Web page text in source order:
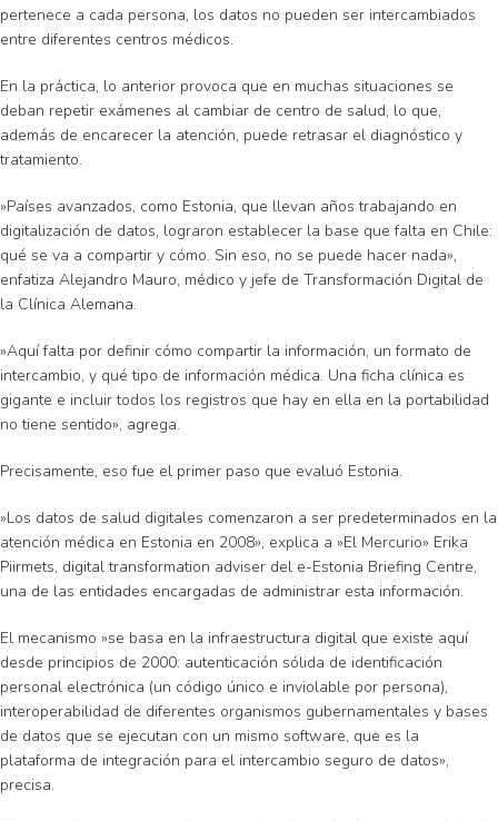
pertenece a cada persona, los datos no pueden ser intercambiados
entre diferentes centros médicos.
En la práctica, lo anterior provoca que en muchas situaciones se
deban repetir exámenes al cambiar de centro de salud, lo que,
además de encarecer la atención, puede retrasar el diagnóstico y
tratamiento.
»Países avanzados, como Estonia, que llevan años trabajando en
digitalización de datos, lograron establecer la base que falta en Chile:
qué se va a compartir y cómo. Sin eso, no se puede hacer nada»,
enfatiza Alejandro Mauro, médico y jefe de Transformación Digital de
la Clínica Alemana.
»Aquí falta por definir cómo compartir la información, un formato de
intercambio, y qué tipo de información médica. Una ficha clínica es
gigante e incluir todos los registros que hay en ella en la portabilidad
no tiene sentido», agrega.
Precisamente, eso fue el primer paso que evaluó Estonia.
»Los datos de salud digitales comenzaron a ser predeterminados en la
atención médica en Estonia en 2008», explica a »El Mercurio» Erika
Piirmets, digital transformation adviser del e-Estonia Briefing Centre,
una de las entidades encargadas de administrar esta información.
El mecanismo »se basa en la infraestructura digital que existe aquí
desde principios de 2000: autenticación sólida de identificación
personal electrónica (un código único e inviolable por persona),
interoperabilidad de diferentes organismos gubernamentales y bases
de datos que se ejecutan con un mismo software, que es la
plataforma de integración para el intercambio seguro de datos»,
precisa.